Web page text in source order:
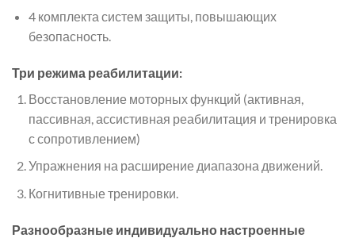
4 комплекта систем защиты, повышающих
безопасность.
Три режима реабилитации:
Восстановление моторных функций (активная,
пассивная, ассистивная реабилитация и тренировка
с сопротивлением)
Упражнения на расширение диапазона движений.
Когнитивные тренировки.
Разнообразные индивидуально настроенные